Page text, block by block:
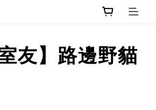
友】路邊野貓